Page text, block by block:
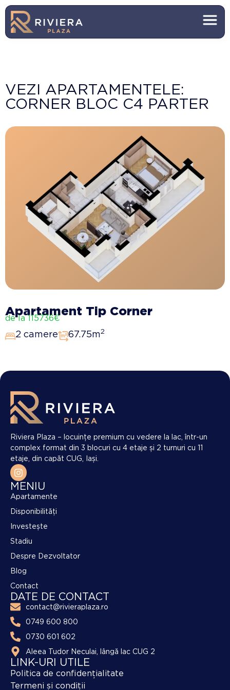
VEZI APARTAMENTELE:
CORNER BLOC C4 PARTER
Apartament Tip Corner
de la 115736€
2 camere 67.75m2
Riviera Plaza – locuințe premium cu vedere la lac, într-un
complex format din 3 blocuri cu 4 etaje și 2 turnuri cu 11
etaje, din capăt CUG, Iași.
MENIU
Apartamente
Disponibilități
Investește
Stadiu
Despre Dezvoltator
Blog
Contact
DATE DE CONTACT
contact@rivieraplaza.ro
0749 600 800
0730 601 602
Aleea Tudor Neculai, lângă lac CUG 2
LINK-URI UTILE
Politica de confidențialitate
Termeni și condiții